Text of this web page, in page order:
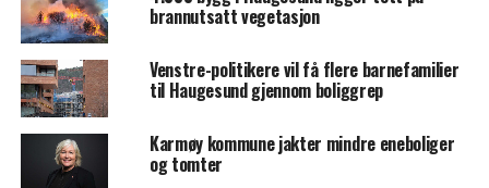
brannutsatt vegetasjon
Venstre-politikere vil få flere barnefamilier
til Haugesund gjennom boliggrep
Karmøy kommune jakter mindre eneboliger
og tomter